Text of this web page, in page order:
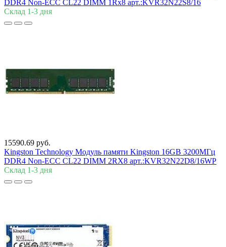
DDR4 Non-ECC CL22 DIMM 1Rx8 арт.:KVR32N22S8/16
Склад 1-3 дня
15590.69 руб.
Kingston Technology Модуль памяти Kingston 16GB 3200МГц
DDR4 Non-ECC CL22 DIMM 2RX8 арт.:KVR32N22D8/16WP
Склад 1-3 дня